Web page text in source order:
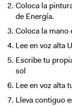
Coloca la
de Energía.
Coloca la mano
Lee en voz alta
Escribe tu
sol
Lee en voz alta
Lleva contiguo